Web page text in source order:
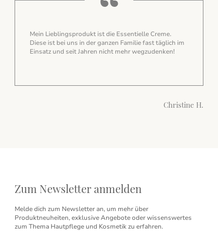
Meine absoluten Lieblingsprodukte sind der Talk
Puder, die Sonnenschutzcreme, die Deos und die
Make-up Produkte. Ich liebe eure Produkte einfach.
Simone K.
Zum Newsletter anmelden
Melde dich zum Newsletter an, um mehr über
Produktneuheiten, exklusive Angebote oder wissenswertes
zum Thema Hautpflege und Kosmetik zu erfahren.